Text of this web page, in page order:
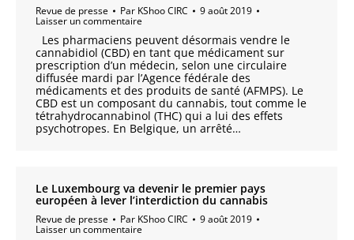
Revue de presse Par KShoo CIRC 9 août 2019
Laisser un commentaire
Les pharmaciens peuvent désormais vendre le
cannabidiol (CBD) en tant que médicament sur
prescription d’un médecin, selon une circulaire
diffusée mardi par l’Agence fédérale des
médicaments et des produits de santé (AFMPS). Le
CBD est un composant du cannabis, tout comme le
tétrahydrocannabinol (THC) qui a lui des effets
psychotropes. En Belgique, un arrêté…
Le Luxembourg va devenir le premier pays
européen à lever l’interdiction du cannabis
Revue de presse Par KShoo CIRC 9 août 2019
Laisser un commentaire